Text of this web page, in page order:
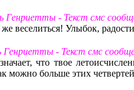
Генриетты - Текст смс
веселиться! Улыбок,
Генриетты - Текст смс
что твое
можно больше этих